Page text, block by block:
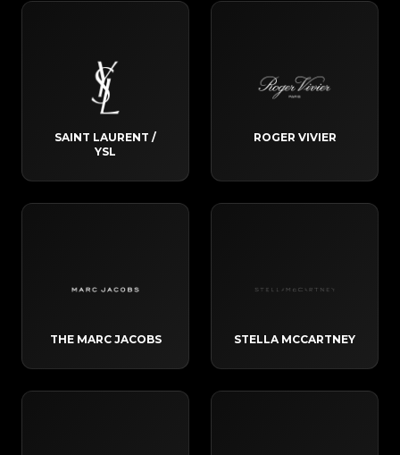
ROGER VIVIER
SAINT LAURENT /
YSL
STELLA MCCARTNEY
THE MARC JACOBS